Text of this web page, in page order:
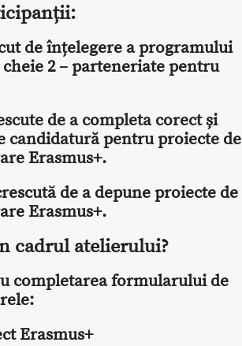
de înțelegere a programului
2 – parteneriate pentru
de a completa corect și
candidatură pentru proiecte de
Erasmus+.
de a depune proiecte de
Erasmus+.
cadrul atelierului?
completarea formularului de
Erasmus+